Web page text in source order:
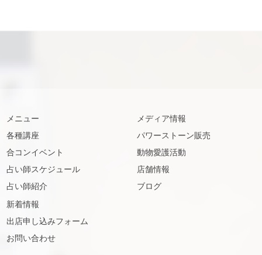
メニュー
各種講座
合コンイベント
占い師スケジュール
占い師紹介
メディア情報
パワーストーン販売
動物愛護活動
店舗情報
ブログ
新着情報
出店申し込みフォーム
お問い合わせ